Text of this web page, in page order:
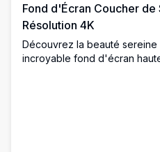
Fond d'Écran Coucher
Résolution 4K
Découvrez la beauté
incroyable fond d'écran